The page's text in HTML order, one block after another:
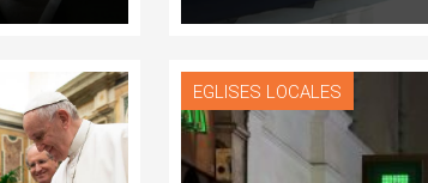
» au
personnel soignant
EGLISES LOCALES